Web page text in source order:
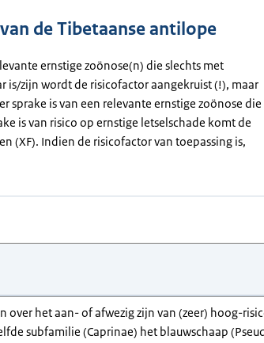
de Tibetaanse antilope
ernstige zoönose(n) die slechts met
is/zijn wordt de risicofactor aangekruist (!), maar
sprake is van een relevante ernstige zoönose die
is van risico op ernstige letselschade komt de
(XF). Indien de risicofactor van toepassing is,
over het aan- of afwezig zijn van (zeer) hoog-
subfamilie (Caprinae) het blauwschaap